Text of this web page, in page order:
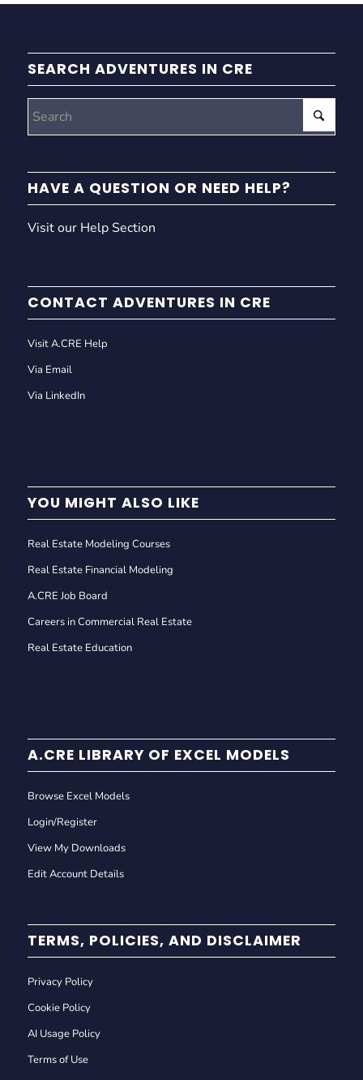
SEARCH ADVENTURES IN CRE
HAVE A QUESTION OR NEED HELP?
Visit our Help Section
CONTACT ADVENTURES IN CRE
Visit A.CRE Help
Via Email
Via LinkedIn
YOU MIGHT ALSO LIKE
Real Estate Modeling Courses
Real Estate Financial Modeling
A.CRE Job Board
Careers in Commercial Real Estate
Real Estate Education
A.CRE LIBRARY OF EXCEL MODELS
Browse Excel Models
Login/Register
View My Downloads
Edit Account Details
TERMS, POLICIES, AND DISCLAIMER
Privacy Policy
Cookie Policy
AI Usage Policy
Terms of Use